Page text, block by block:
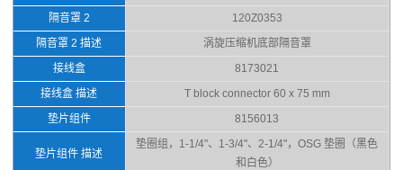
隔音罩 2
120Z0353
隔音罩 2 描述
涡旋压缩机底部隔音罩
接线盒
8173021
接线盒 描述
T block connector 60 x 75 mm
垫片组件
8156013
垫片组件 描述
垫圈组，1-1/4"、1-3/4"、2-1/4"，OSG 垫圈（黑色
和白色）